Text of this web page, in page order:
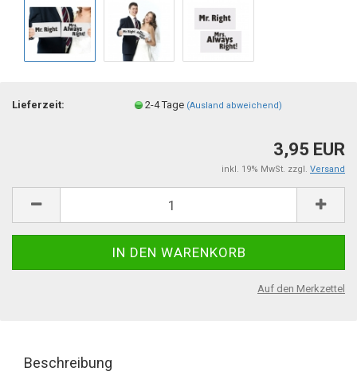
Lieferzeit: 2-4 Tage (Ausland abweichend)
3,95 EUR
inkl. 19% MwSt. zzgl. Versand
Auf den Merkzettel
Beschreibung